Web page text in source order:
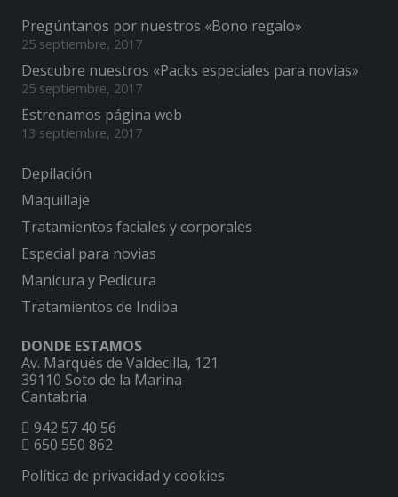
Pregúntanos por nuestros «Bono regalo»
25 septiembre, 2017
Descubre nuestros «Packs especiales para novias»
25 septiembre, 2017
Estrenamos página web
13 septiembre, 2017
Depilación
Maquillaje
Tratamientos faciales y corporales
Especial para novias
Manicura y Pedicura
Tratamientos de Indiba
DONDE ESTAMOS
Av. Marqués de Valdecilla, 121
39110 Soto de la Marina
Cantabria
942 57 40 56
650 550 862
Política de privacidad y cookies